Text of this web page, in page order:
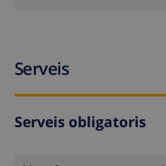
Serveis
Serveis obligatoris